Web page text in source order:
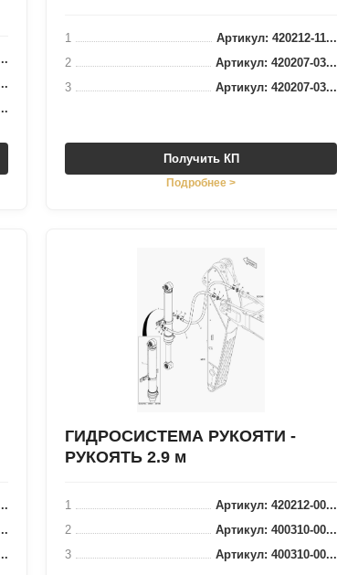
1
Артикул: 420212-11...
2
Артикул: 420207-03...
3
Артикул: 420207-03...
Получить КП
Подробнее >
ГИДРОСИСТЕМА РУКОЯТИ -
РУКОЯТЬ 2.9 м
1
Артикул: 420212-00...
2
Артикул: 400310-00...
3
Артикул: 400310-00...